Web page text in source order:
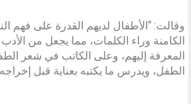
وقالت: “الأطفال لديهم القدرة على فهم
الكامنة وراء الكلمات، مما يجعل من
المعرفة إليهم، وعلى الكاتب في شعر
الطفل، ويدرس ما يكتبه بعناية قبل إخراجه